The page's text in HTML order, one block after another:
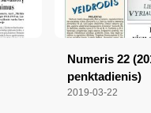
Numeris 22
penktadienis)
2019-03-22